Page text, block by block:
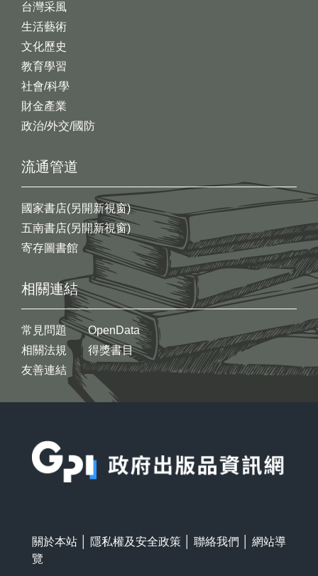
台灣采風
生活藝術
文化歷史
教育學習
社會/科學
財金產業
政治/外交/國防
流通管道
國家書店(另開新視窗)
五南書店(另開新視窗)
寄存圖書館
相關連結
常見問題
相關法規
友善連結
OpenData
得獎書目
關於本站 隱私權及安全政策 聯絡我們
網站導
覽